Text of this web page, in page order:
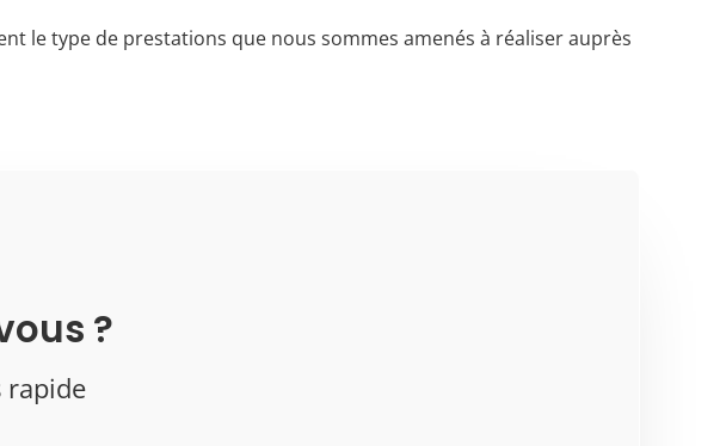
le type de prestations que nous sommes amenés à réaliser auprès
?
rapide